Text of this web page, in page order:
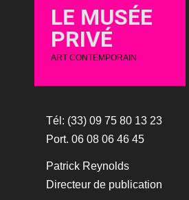
LE MUSÉE
PRIVÉ
ART CONTEMPORAIN
Tél: (33) 09 75 80 13 23
Port. 06 08 06 46 45
Patrick Reynolds
Directeur de publication